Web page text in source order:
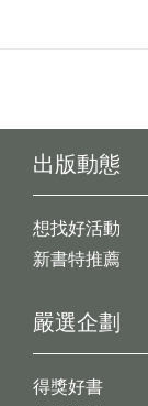
出版動態
想找好活動
新書特推薦
嚴選企劃
得獎好書